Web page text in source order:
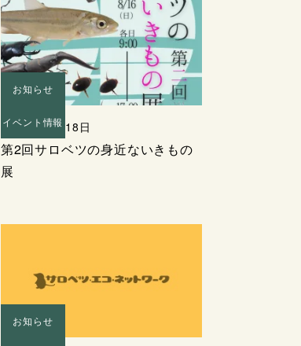
お知らせ
イベント情報
2026年07月18日
第2回サロベツの身近ないきもの
展
お知らせ